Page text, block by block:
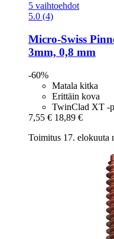
5 vaihtoehdot
5.0 (4)
Micro-Swiss
3mm, 0,8 mm
-60%
Matala kitka
Erittäin kova
TwinClad XT -
7,55 € 18,89 €
Toimitus 17. elokuuta